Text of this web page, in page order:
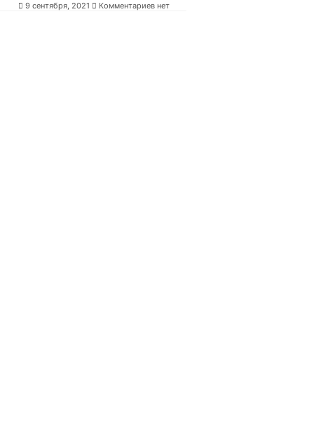
9 сентября, 2021 Комментариев нет